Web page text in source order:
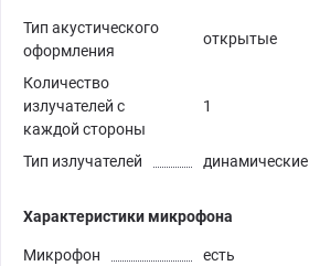
Тип акустического
оформления
открытые
Количество
излучателей с
каждой стороны
1
Тип излучателей динамические
Характеристики микрофона
Микрофон
есть